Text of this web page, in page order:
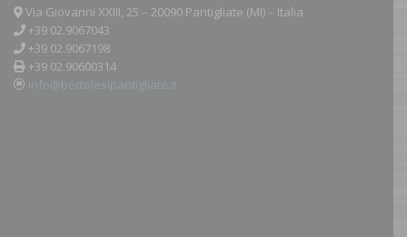
Via Giovanni XXIII, 25 – 20090 Pantigliate (MI) – Italia
+39 02.9067043
+39 02.9067198
+39 02.90600314
info@bertolesipantigliate.it